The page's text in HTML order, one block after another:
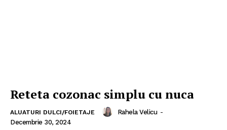
Reteta cozonac simplu cu nuca
ALUATURI DULCI/FOIETAJE Rahela Velicu -
Decembrie 30, 2024